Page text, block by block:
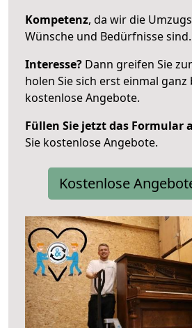
Kompetenz, da wir die
Wünsche und Bedürfnisse sind.
Interesse? Dann greifen Sie
holen Sie sich erst einmal ganz
kostenlose Angebote.
Füllen Sie jetzt das Formular
Sie kostenlose Angebote.
Kostenlose